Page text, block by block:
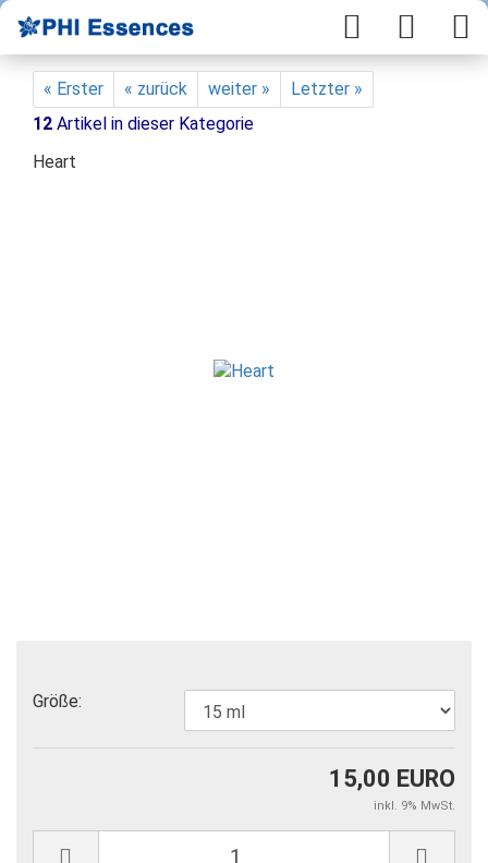
« Erster « zurück weiter »
Letzter »
12 Artikel in dieser Kategorie
Heart
Größe:
15,00 EURO
inkl. 9% MwSt.